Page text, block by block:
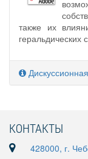
также их
геральдических
КОНТАКТЫ
428000, г.